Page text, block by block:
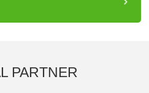
PARTNER